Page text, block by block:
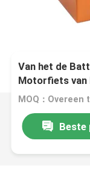
Van het de
Motorfiets van
12.8V 200Ah
Beste